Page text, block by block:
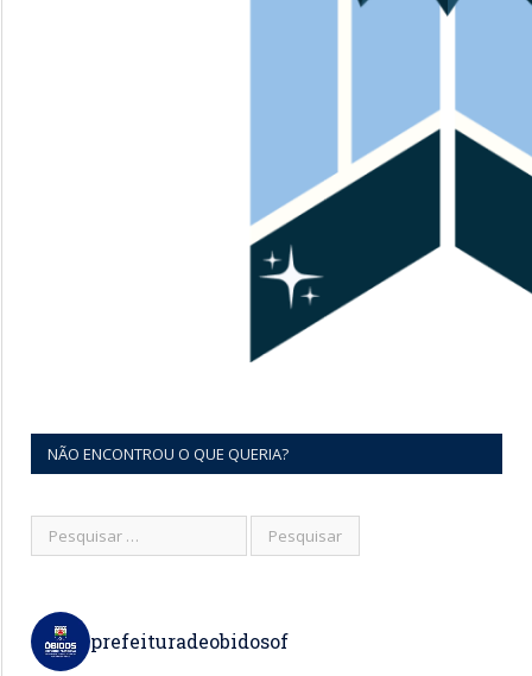
NÃO ENCONTROU O QUE QUERIA?
prefeituradeobidosof